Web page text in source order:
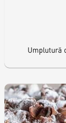
Umplutură